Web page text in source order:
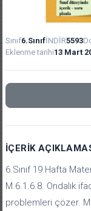
Sınıf6.SınıfİNDİR5593
Eklenme tarihi13 Mart
İÇERIK
6.Sınıf 19.Hafta
M.6.1.6.8. Ondalık
problemleri çözer.